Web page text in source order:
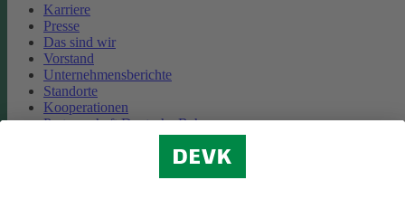
Karriere
Presse
Das sind wir
Vorstand
Unternehmensberichte
Standorte
Kooperationen
Partnerschaft Deutsche Bahn